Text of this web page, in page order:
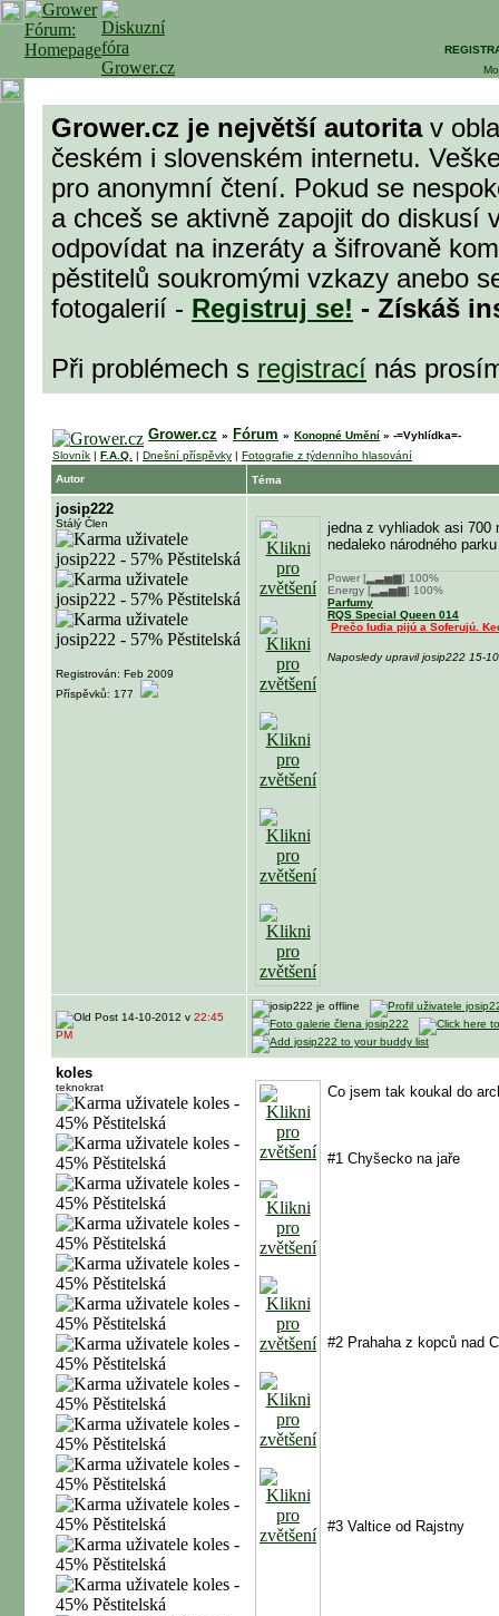
Grower.cz je největší autoritav
českém i slovenském internetu.
pro anonymní čtení. Pokud se
a chceš se aktivně zapojit do diskusí
odpovídat na inzeráty a šifrovaně
pěstitelů soukromými vzkazy anebo
fotogalerií - Registruj se! - Získáš
Při problémech s registrací nás
Grower.cz » Fórum » Konopné Umění » -=Vyhlídka=-
Slovník | F.A.Q. | Dnešní příspěvky | Fotografie z týdenního hlasování
Autor
Téma
josip222
Stálý Člen
Registrován: Feb 2009
Příspěvků: 177
jedna z vyhliadok asi 700
nedaleko národného
Power [▂▃▅▆] 100%
Energy [▂▃▅▆] 100%
Parfumy
RQS Special Queen 014
Prečo ludia pijú a Soferujú.
Naposledy upravil josip222 15-
14-10-2012 v 22:45
PM
koles
teknokrat Co jsem tak koukal do
#1 Chyšecko na jaře
#2 Prahaha z kopců nad
#3 Valtice od Rajstny